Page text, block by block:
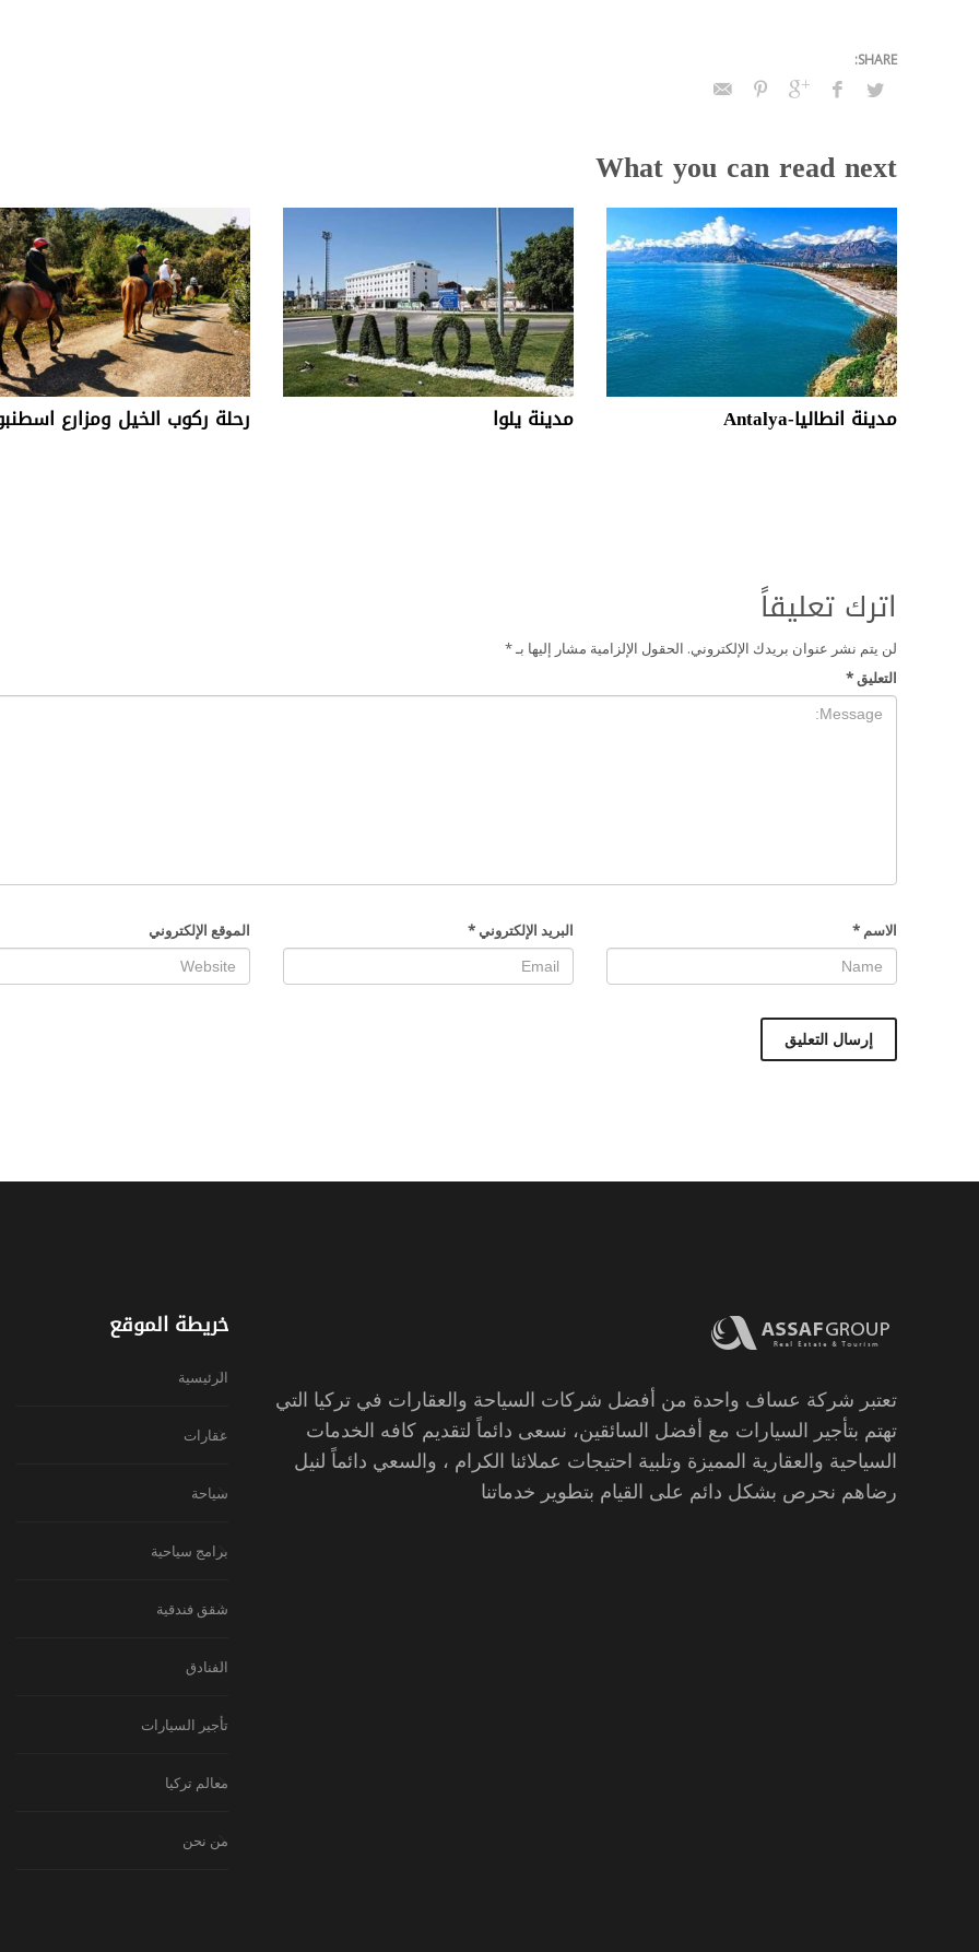
What you can read next
مدينة انطاليا-Antalya مدينة يلوا رحلة ركوب الخيل ومزارع
اترك تعليقاً
لن يتم نشر عنوان بريدك الإلكتروني. الحقول الإلزامية مشار إليها بـ*
التعليق *
الاسم * البريد الإلكتروني * الموقع الإلكتروني
تعتبر شركة عساف واحدة من أفضل شركات السياحة والعقارات في تركيا التي
تهتم بتأجير السيارات مع أفضل السائقين، نسعى دائماً لتقديم كافه الخدمات
السياحية والعقارية المميزة وتلبية احتيجات عملائنا الكرام ، والسعي دائماً لنيل
رضاهم نحرص بشكل دائم على القيام بتطوير خدماتنا
خريطة الموقع
الرئيسية
عقارات
سياحة
برامج سياحية
شقق فندقية
الفنادق
تأجير السيارات
معالم تركيا
من نحن